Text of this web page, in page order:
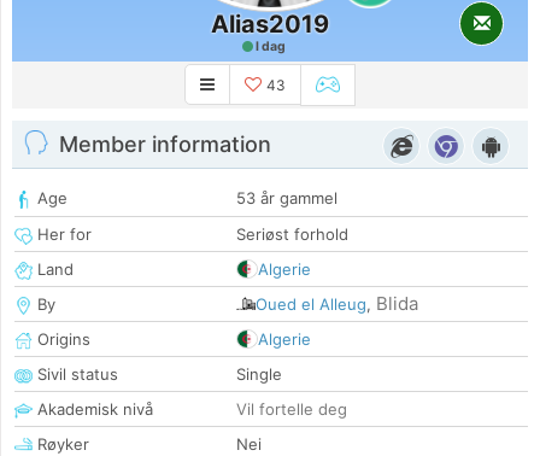
Alias2019
I dag
43
Member information
Age
53 år gammel
Her for
Seriøst forhold
Land
Algerie
By
Oued el Alleug, Blida
Origins
Algerie
Sivil status
Single
Akademisk nivå
Vil fortelle deg
Røyker
Nei